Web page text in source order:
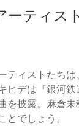
ーティス
ティストたち
ヒデは『銀河
を披露。麻倉
とでしょう。